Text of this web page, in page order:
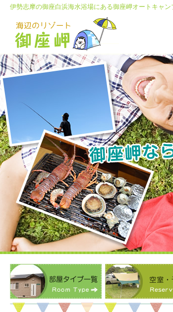
伊勢志摩の御座白浜海水浴場にある御座岬オートキャン